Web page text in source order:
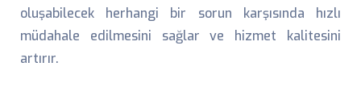
oluşabilecek herhangi bir sorun karşısında hızlı
müdahale edilmesini sağlar ve hizmet kalitesini
artırır.